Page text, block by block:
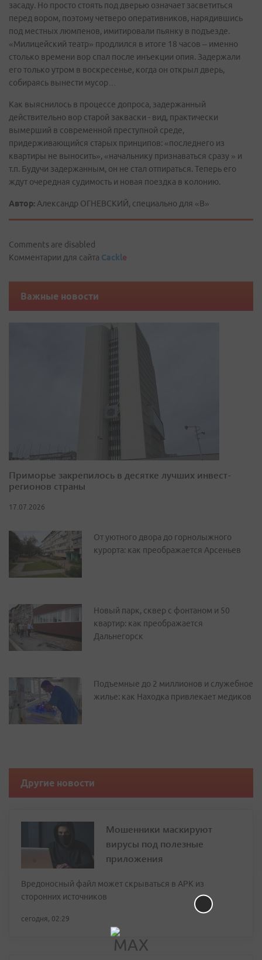
засаду. Но просто стоять под дверью означает засветиться
перед вором, поэтому четверо оперативников, нарядившись
под местных люмпенов, имитировали пьянку в подъезде.
«Милицейский театр» продлился в итоге 18 часов – именно
столько времени вор спал после инъекции опия. Задержали
его только утром в воскресенье, когда он открыл дверь,
собираясь вынести мусор…
Как выяснилось в процессе допроса, задержанный
действительно вор старой закваски - вид, практически
вымерший в современной преступной среде,
придерживающийся старых принципов: «последнего из
квартиры не выносить», «начальнику признаваться сразу » и
т.п. Будучи задержанным, он не стал отпираться. Теперь его
ждут очередная судимость и новая поездка в колонию.
Автор: Александр ОГНЕВСКИЙ, специально для «В»
Comments are disabled
Комментарии для сайта Cackle
Важные новости
Приморье закрепилось в десятке лучших инвест-
регионов страны
17.07.2026
От уютного двора до горнолыжного
курорта: как преображается Арсеньев
Новый парк, сквер с фонтаном и 50
квартир: как преображается
Дальнегорск
Подъемные до 2 миллионов и служебное
жилье: как Находка привлекает медиков
Другие новости
Мошенники маскируют
вирусы под полезные
приложения
Вредоносный файл может скрываться в APK из
сторонних источников
сегодня, 02:29